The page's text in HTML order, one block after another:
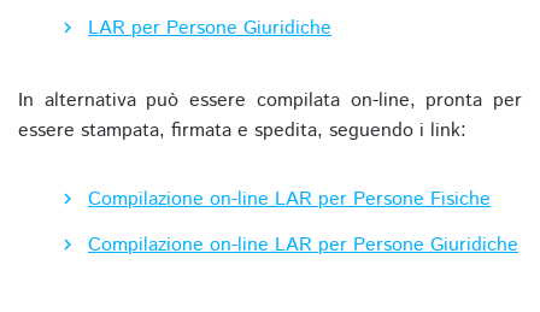
LAR per Persone Giuridiche
In alternativa può essere compilata on-line, pronta per
essere stampata, firmata e spedita, seguendo i link:
Compilazione on-line LAR per Persone Fisiche
Compilazione on-line LAR per Persone Giuridiche